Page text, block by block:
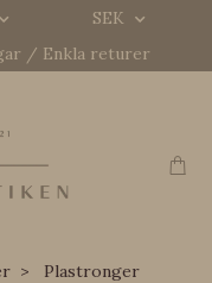
SEK
/ Enkla returer
Plastronger